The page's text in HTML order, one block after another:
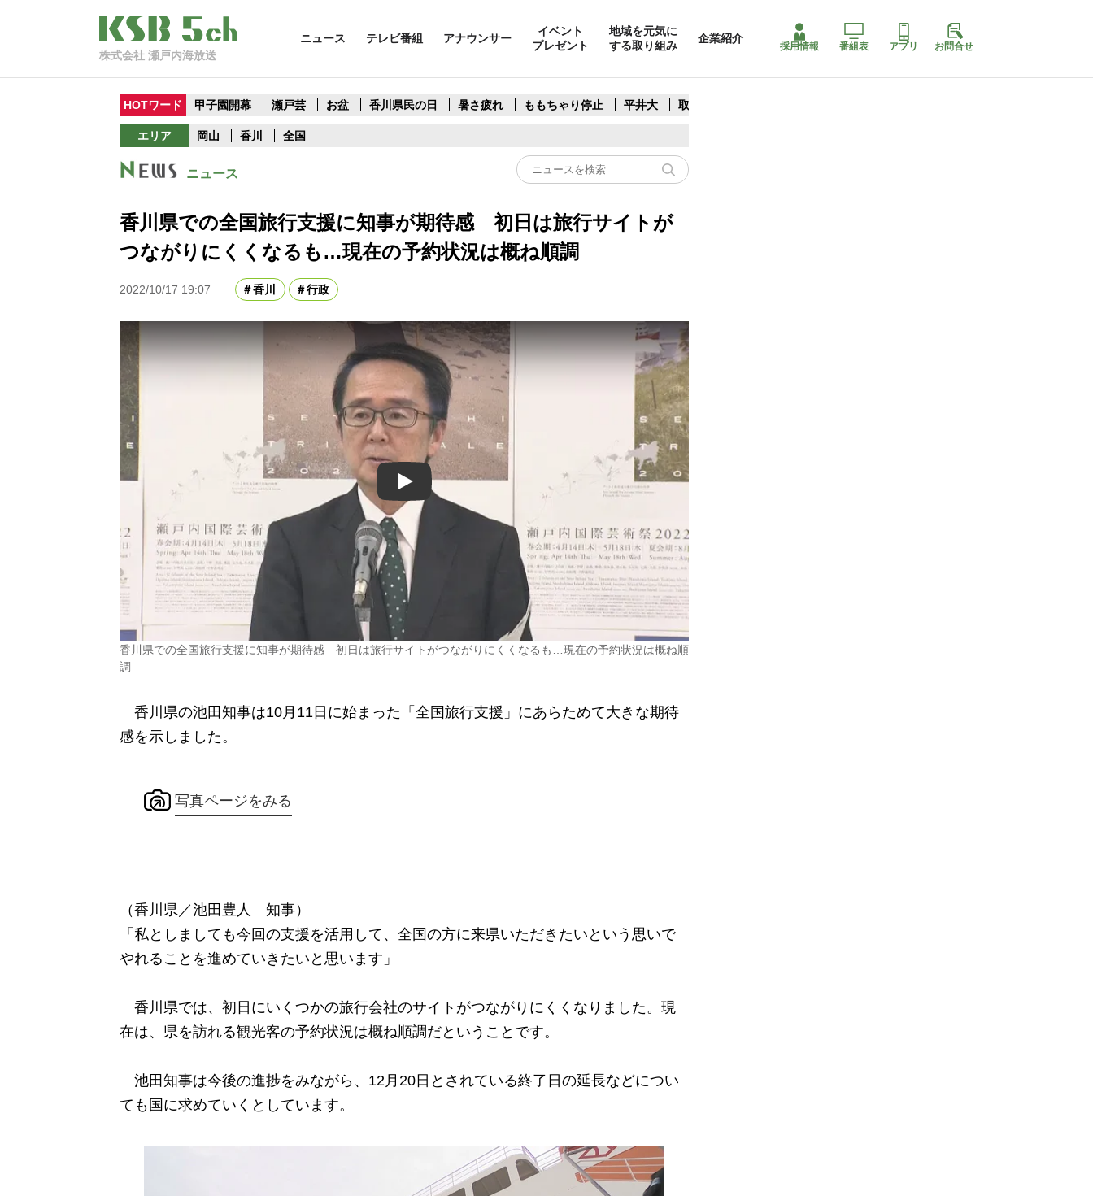
株式会社 瀬戸内海放送
ニュース テレビ番組 アナウンサー
イベント
プレゼント
地域を元気に
する取り組み
企業紹介
採用情報 番組表 アプリ お問合せ
HOTワード 甲子園開幕 瀬戸芸 お盆 香川県民の日 暑さ疲れ ももちゃり停止 平井大 取水制限
エリア 岡山 香川 全国
ニュース
香川県での全国旅行支援に知事が期待感 初日は旅行サイトが
つながりにくくなるも…現在の予約状況は概ね順調
2022/10/17 19:07 香川 行政
Play
香川県での全国旅行支援に知事が期待感 初日は旅行サイトがつながりにくくなるも…現在の予約状況は概ね順
調
香川県の池田知事は10月11日に始まった「全国旅行支援」にあらためて大きな期待
感を示しました。
写真ページをみる
（香川県／池田豊人 知事）
「私としましても今回の支援を活用して、全国の方に来県いただきたいという思いで
やれることを進めていきたいと思います」
香川県では、初日にいくつかの旅行会社のサイトがつながりにくくなりました。現
在は、県を訪れる観光客の予約状況は概ね順調だということです。
池田知事は今後の進捗をみながら、12月20日とされている終了日の延長などについ
ても国に求めていくとしています。